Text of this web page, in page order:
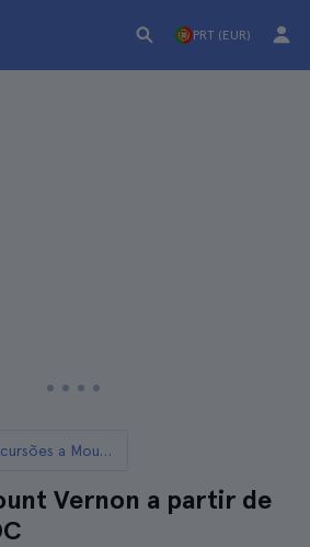
PRT (EUR)
Excursões a Mount Vernon a partir de Washington
Vernon a partir de